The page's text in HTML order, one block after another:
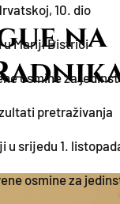
10. dio
u Mariji Bistrici
osmine za
pretraživanja
u srijedu 1.
osmine za
na